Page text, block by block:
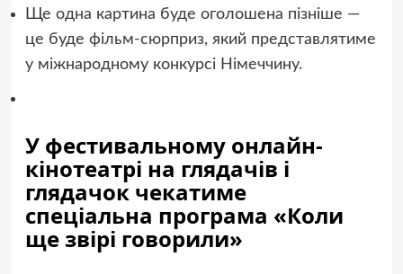
Ще одна картина буде оголошена пізніше —
це буде фільм-сюрприз, який представлятиме
у міжнародному конкурсі Німеччину.
У фестивальному онлайн-
кінотеатрі на глядачів і
глядачок чекатиме
спеціальна програма «Коли
ще звірі говорили»